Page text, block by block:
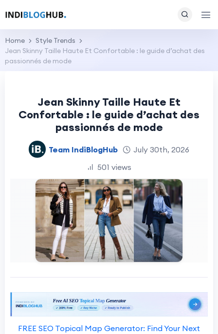
Home
Style Trends
Jean Skinny Taille Haute Et Confortable : le guide d’achat des
passionnés de mode
Jean Skinny Taille Haute Et
Confortable : le guide d’achat des
passionnés de mode
Team IndiBlogHub
July 30th, 2026
501 views
FREE SEO Topical Map Generator: Find Your Next